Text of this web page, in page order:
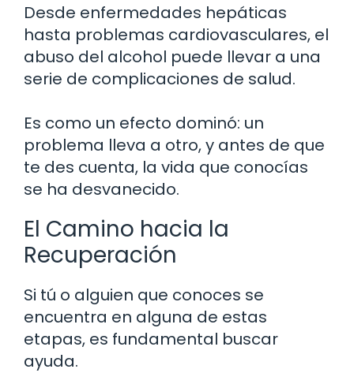
Desde enfermedades hepáticas
hasta problemas cardiovasculares, el
abuso del alcohol puede llevar a una
serie de complicaciones de salud.
Es como un efecto dominó: un
problema lleva a otro, y antes de que
te des cuenta, la vida que conocías
se ha desvanecido.
El Camino hacia la
Recuperación
Si tú o alguien que conoces se
encuentra en alguna de estas
etapas, es fundamental buscar
ayuda.